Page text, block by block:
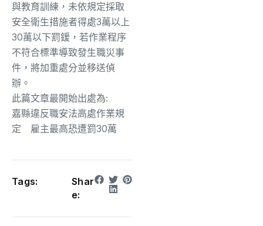
與教育訓練，未依規定採取
安全衛生措施者得處3萬以上
30萬以下罰鍰，若作業程序
不符合標準導致發生職災事
件，將加重處分並移送偵
辦。
此篇文章最開始出處為:
嘉縣違反職安法高處作業規
定 雇主最高恐遭罰30萬
Tags:
Shar
e: